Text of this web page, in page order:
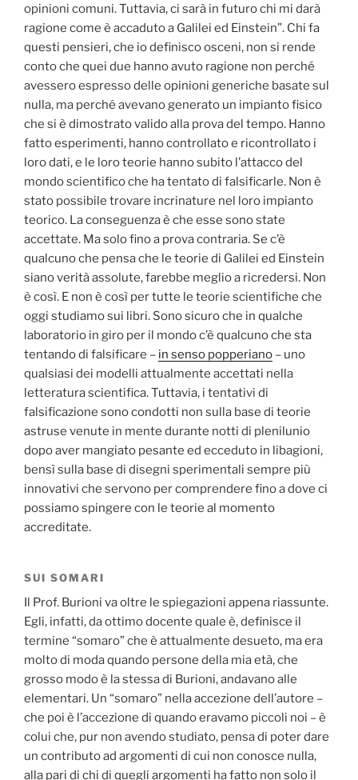
opinioni comuni. Tuttavia, ci sarà in futuro chi mi darà
ragione come è accaduto a Galilei ed Einstein”. Chi fa
questi pensieri, che io definisco osceni, non si rende
conto che quei due hanno avuto ragione non perché
avessero espresso delle opinioni generiche basate sul
nulla, ma perché avevano generato un impianto fisico
che si è dimostrato valido alla prova del tempo. Hanno
fatto esperimenti, hanno controllato e ricontrollato i
loro dati, e le loro teorie hanno subito l’attacco del
mondo scientifico che ha tentato di falsificarle. Non è
stato possibile trovare incrinature nel loro impianto
teorico. La conseguenza è che esse sono state
accettate. Ma solo fino a prova contraria. Se c’è
qualcuno che pensa che le teorie di Galilei ed Einstein
siano verità assolute, farebbe meglio a ricredersi. Non
è così. E non è così per tutte le teorie scientifiche che
oggi studiamo sui libri. Sono sicuro che in qualche
laboratorio in giro per il mondo c’è qualcuno che sta
tentando di falsificare – in senso popperiano – uno
qualsiasi dei modelli attualmente accettati nella
letteratura scientifica. Tuttavia, i tentativi di
falsificazione sono condotti non sulla base di teorie
astruse venute in mente durante notti di plenilunio
dopo aver mangiato pesante ed ecceduto in libagioni,
bensì sulla base di disegni sperimentali sempre più
innovativi che servono per comprendere fino a dove ci
possiamo spingere con le teorie al momento
accreditate.
SUI SOMARI
Il Prof. Burioni va oltre le spiegazioni appena riassunte.
Egli, infatti, da ottimo docente quale è, definisce il
termine “somaro” che è attualmente desueto, ma era
molto di moda quando persone della mia età, che
grosso modo è la stessa di Burioni, andavano alle
elementari. Un “somaro” nella accezione dell’autore –
che poi è l’accezione di quando eravamo piccoli noi – è
colui che, pur non avendo studiato, pensa di poter dare
un contributo ad argomenti di cui non conosce nulla,
alla pari di chi di quegli argomenti ha fatto non solo il